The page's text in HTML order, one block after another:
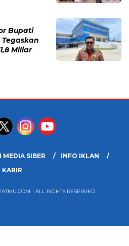
Bupati
Tegaskan
Miliar
MEDIA SIBER
INFO IKLAN
KARIR
- ALL RIGHTS RESERVED